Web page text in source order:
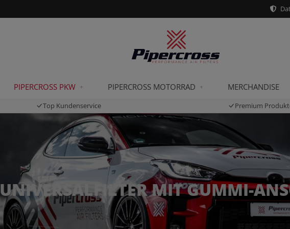
PIPERCROSS PKW PIPERCROSS MOTORRAD MERCHANDISE
Top Kundenservice Premium
UNIVERSALFILTER MIT GUMMI-